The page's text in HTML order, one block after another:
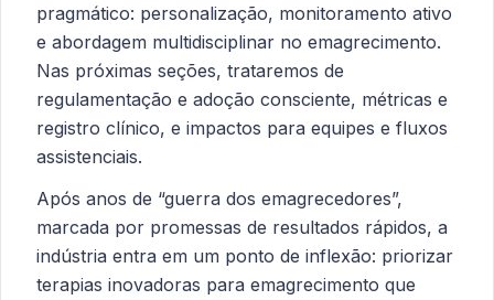
pragmático: personalização, monitoramento ativo
e abordagem multidisciplinar no emagrecimento.
Nas próximas seções, trataremos de
regulamentação e adoção consciente, métricas e
registro clínico, e impactos para equipes e fluxos
assistenciais.
Após anos de “guerra dos emagrecedores”,
marcada por promessas de resultados rápidos, a
indústria entra em um ponto de inflexão: priorizar
terapias inovadoras para emagrecimento que